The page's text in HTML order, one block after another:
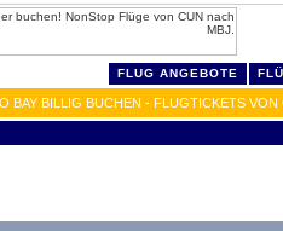
FLUG ANGEBOTE
BAY BILLIG BUCHEN - FLUGTICKETS VON